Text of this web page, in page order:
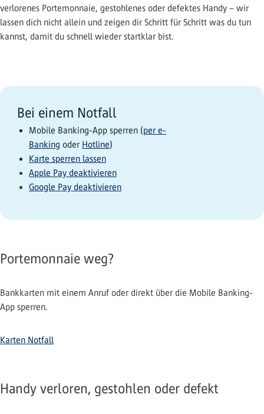
verlorenes Portemonnaie, gestohlenes oder defektes Handy – wir
lassen dich nicht allein und zeigen dir Schritt für Schritt was du tun
kannst, damit du schnell wieder startklar bist.
Bei einem Notfall
Mobile Banking-App sperren (per e-
Banking oder Hotline)
Karte sperren lassen
Apple Pay deaktivieren
Google Pay deaktivieren
Portemonnaie weg?
Bankkarten mit einem Anruf oder direkt über die Mobile Banking-
App sperren.
Karten Notfall
Handy verloren, gestohlen oder defekt